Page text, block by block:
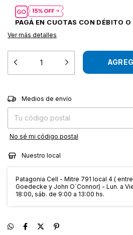
Ver más detalles
Entregas para el CP:
Medios de envío
No sé mi código postal
Nuestro local
Patagonia Cell - Mitre 791 local 4 (
Goedecke y John O´Connor) - Lun. a
18:00, sáb. de 9:00 a 13:00 hs.